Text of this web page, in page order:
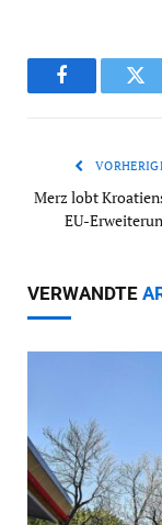
Facebook
Merz lobt
EU-
VERWANDTE